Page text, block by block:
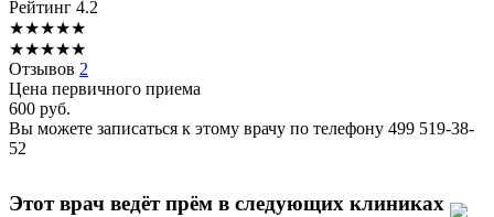
Рейтинг 4.2
★★★★★
★★★★★
Отзывов 2
Цена первичного приема
600 руб.
Вы можете записаться к этому врачу по телефону 499 519-38-
52
Этот врач ведёт прём в следующих клиниках